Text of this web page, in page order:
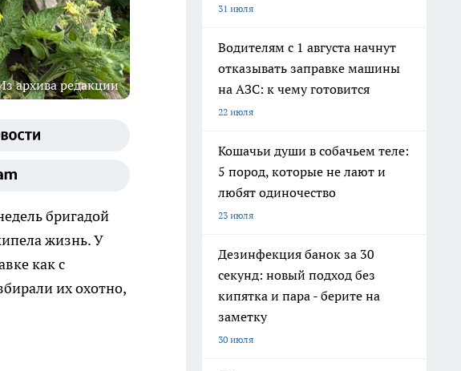
архива редакции
бригадой
жизнь. У
как с
их охотно,
31 июля
Водителям с 1 августа начнут
отказывать заправке машины
на АЗС: к чему готовится
22 июля
Кошачьи души в собачьем теле:
5 пород, которые не лают и
любят одиночество
23 июля
Дезинфекция банок за 30
секунд: новый подход без
кипятка и пара - берите на
заметку
30 июля